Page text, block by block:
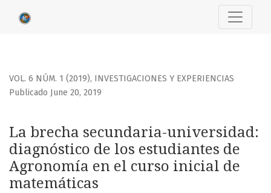
La brecha secundaria-universidad: diagnóstico de los
VOL. 6 NÚM. 1 (2019), INVESTIGACIONES Y EXPERIENCIAS
La brecha secundaria-universidad:
diagnóstico de los estudiantes de
Agronomía en el curso inicial de
matemáticas
Publicado June 20, 2019